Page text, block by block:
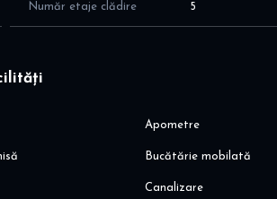
Pipera, Metrou Arel Vlaicu
Număr etaje clădire 5
Apometre
Bucătărie mobilată
Canalizare